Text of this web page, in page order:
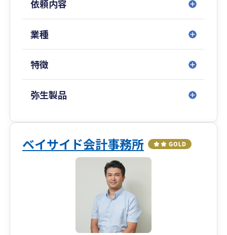
・ご来所での対面、近隣のお客様へのご訪問、
Google Meetでのオンライン面談と、ご都合に合
わせてお選びいただけます。日々のやり取りはメ
の作成はもちろん、建設業をはじめとした各種許
可取得申請、経営状況分析申請なども経験がござ
います。
依頼内容
業種
特徴
弥生製品
ベイサイド会計事務所